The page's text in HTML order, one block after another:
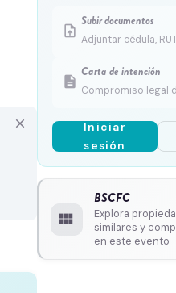
close
upload_file
Subir documentos
Adjuntar cédula,
description
Carta de intención
Compromiso legal
Iniciar
sesión
view_module
BSCFC
Explora
similares y
en este evento